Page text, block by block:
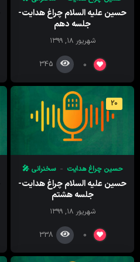
حسین علیه السلام چراغ هدایت-
جلسه دهم
شهریور ۱۸, ۱۳۹۹
0
345
20
حسین چراغ هدایت سخنرانی 🎤
حسین علیه السلام چراغ هدایت-
جلسه هشتم
شهریور ۱۸, ۱۳۹۹
0
338